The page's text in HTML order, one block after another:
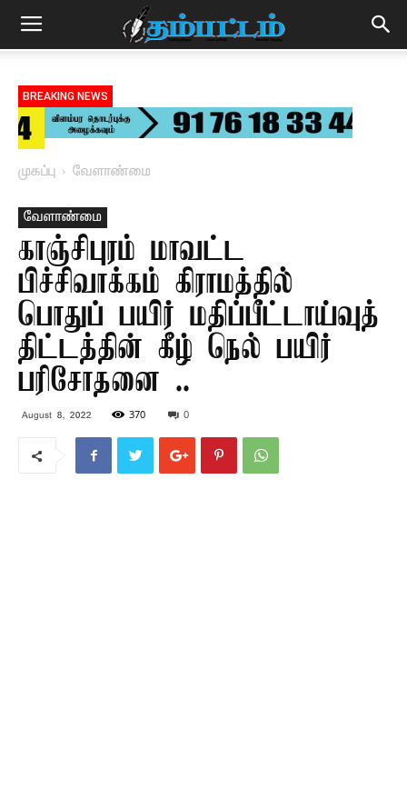
BREAKING NEWS
முகப்பு வேளாண்மை
வேளாண்மை
காஞ்சிபுரம் மாவட்ட
பிச்சிவாக்கம் கிராமத்தில்
பொதுப் பயிர் மதிப்பீட்டாய்வுத்
திட்டத்தின் கீழ் நெல் பயிர்
பரிசோதனை ..
August 8, 2022 370 0